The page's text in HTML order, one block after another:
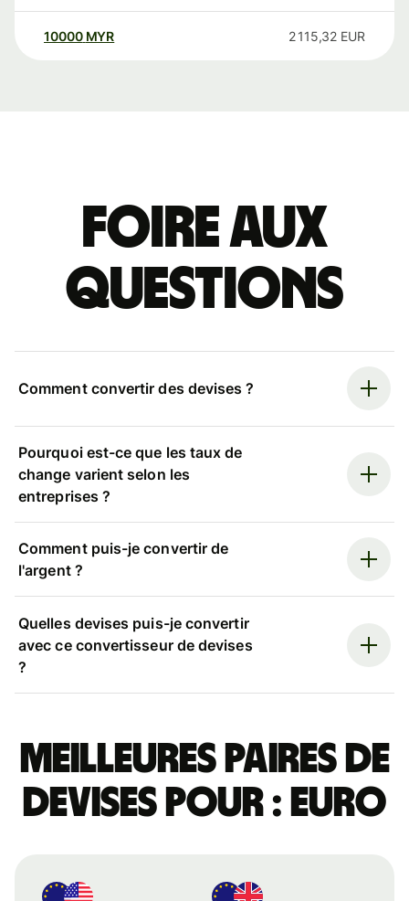
10000 MYR 2 115,32 EUR
Foire aux
questions
Comment convertir des devises ?
Pourquoi est-ce que les taux de
change varient selon les
entreprises ?
Comment puis-je convertir de
l'argent ?
Quelles devises puis-je convertir
avec ce convertisseur de devises
?
Meilleures paires de
devises pour : euro